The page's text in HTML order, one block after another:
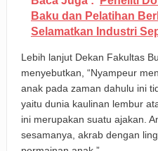
Baku dan Pelatihan
Selamatkan Industri
Lebih lanjut Dekan Fakultas
menyebutkan, “Nyampeur
anak pada zaman dahulu ini
yaitu dunia kaulinan lembur
ini merupakan suatu ajakan.
sesamanya, akrab dengan